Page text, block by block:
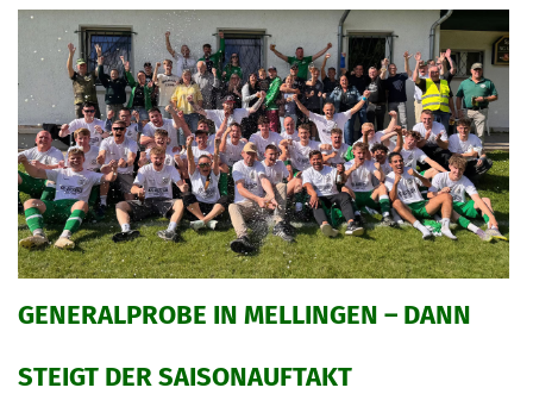
LINKS
BILDERGALERIE
KONTAKT
GENERALPROBE IN MELLINGEN – DANN
STEIGT DER SAISONAUFTAKT